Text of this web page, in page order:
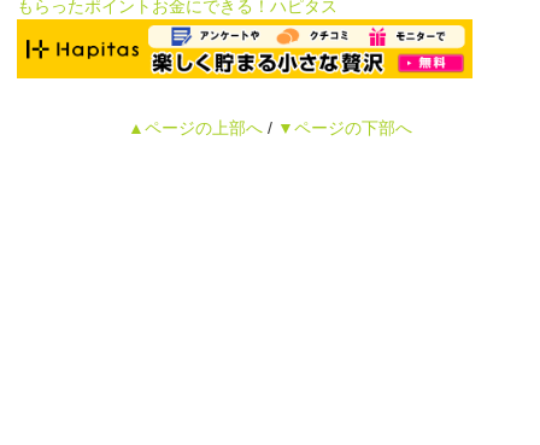
もらったポイントお金にできる！ハピタス
▲ページの上部へ / ▼ページの下部へ